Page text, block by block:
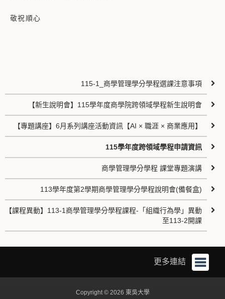
敬祝順心
115-1_商學管理學分學程選課注意事項
【新生說明會】115學年度商學院跨領域學程新生說明會
【專題講座】6月系列講座活動資訊【AI × 職涯 × 商業應用】
115學年度跨領域學程申請資訊
商學管理學分學程 課堂專題演講
113學年度第2學期商學管理學分學程說明會(備餐盒)
【課程異動】113-1商學管理學分學程課程-「組織行為學」異動
至113-2開課
更多連結
Copyright © 2026 東吳大學